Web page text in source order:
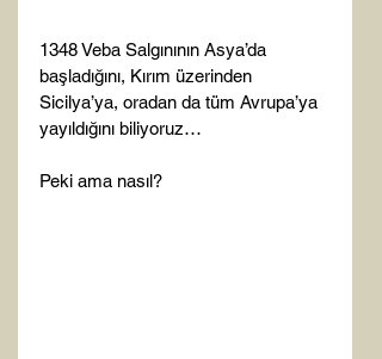
1348 Veba Salgınının Asya’da
başladığını, Kırım üzerinden
Sicilya’ya, oradan da tüm Avrupa’ya
yayıldığını biliyoruz…
Peki ama nasıl?